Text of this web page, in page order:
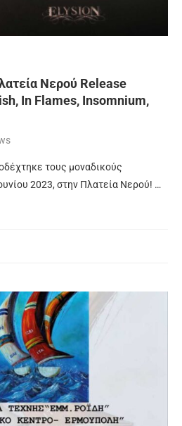
Νερού Release
In Flames, Insomnium,
τους μοναδικούς
2023, στην Πλατεία Νερού! …